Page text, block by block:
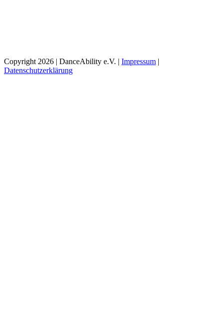
Copyright 2026 | DanceAbility e.V. | Impressum |
Datenschutzerklärung